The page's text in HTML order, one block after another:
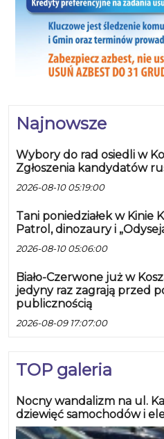
Najnowsze
Wybory do rad osiedli w
Zgłoszenia kandydatów
2026-08-10 05:19:00
Tani poniedziałek w Kinie
Patrol, dinozaury i
2026-08-10 05:06:00
Biało-Czerwone już w
jedyny raz zagrają przed
publicznością
2026-08-09 17:07:00
TOP galeria
Nocny wandalizm na ul.
dziewięć samochodów i